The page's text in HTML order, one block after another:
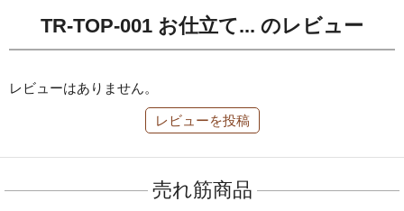
TR-TOP-001 お仕立て... のレビュー
レビューはありません。
レビューを投稿
売れ筋商品